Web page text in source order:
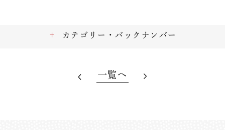
カテゴリー・バックナンバー
一覧へ